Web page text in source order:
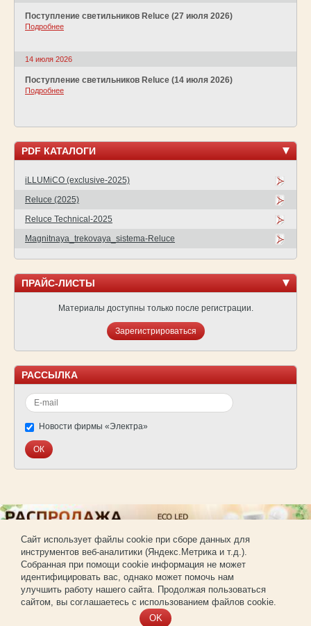
Поступление светильников Reluce (27 июля 2026)
Подробнее
14 июля 2026
Поступление светильников Reluce (14 июля 2026)
Подробнее
PDF КАТАЛОГИ
iLLUMiCO (exclusive-2025)
Reluce (2025)
Reluce Technical-2025
Magnitnaya_trekovaya_sistema-Reluce
ПРАЙС-ЛИСТЫ
Материалы доступны только после регистрации.
Зарегистрироваться
РАССЫЛКА
Новости фирмы «Электра»
© Фирма «Электра»
Использование материалов сайта без согласования запрещено.
Создание и продвижение сайта — РА «Имиджпром»
Cайт использует файлы cookie при сборе данных для
инструментов веб-аналитики (Яндекс.Метрика и т.д.).
Собранная при помощи cookie информация не может
идентифицировать вас, однако может помочь нам
улучшить работу нашего сайта. Продолжая пользоваться
сайтом, вы соглашаетесь с использованием файлов cookie.
OK
Регистрация для покупки оптом